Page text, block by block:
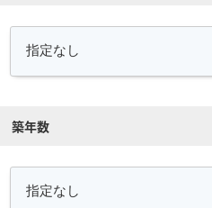
築年数